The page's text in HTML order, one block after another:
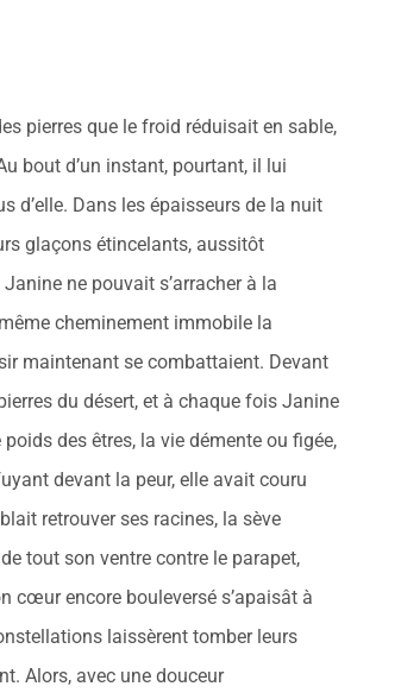
pierres que le froid réduisait en sable,
bout d’un instant, pourtant, il lui
d’elle. Dans les épaisseurs de la nuit
glaçons étincelants, aussitôt
ne pouvait s’arracher à la
cheminement immobile la
maintenant se combattaient. Devant
du désert, et à chaque fois Janine
des êtres, la vie démente ou figée,
devant la peur, elle avait couru
retrouver ses racines, la sève
tout son ventre contre le parapet,
cœur encore bouleversé s’apaisât à
laissèrent tomber leurs
Alors, avec une douceur